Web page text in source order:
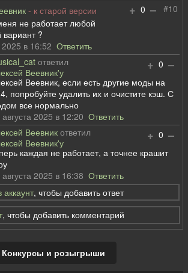
#10
+ 0 –
- к старой версии
не работает любой
?
2025 в 16:52Ответить
+ 0 –
ответил
Веевник'у
Веевник, если есть другие моды на
попробуйте удалить их и очистите кэш. С
все нормально
августа 2025 в 12:20Ответить
+ 0 –
Веевник ответил
Веевник'у
каждая не работает, а точнее крашит
августа 2025 в 16:38Ответить
аккаунт, чтобы добавить ответ
, чтобы добавить комментарий
Конкурсы и розыгрыши